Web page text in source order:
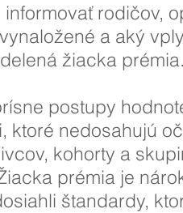
rodičov,
a aký
žiacka prémia.
postupy
ktoré nedosahujú
kohorty a
prémia je
štandardy,